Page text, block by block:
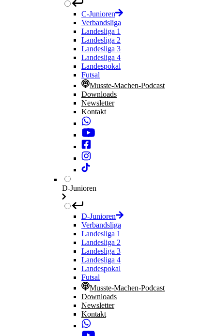
C-Junioren
Verbandsliga
Landesliga 1
Landesliga 2
Landesliga 3
Landesliga 4
Landespokal
Futsal
Musste-Machen-Podcast
Downloads
Newsletter
Kontakt
D-Junioren
D-Junioren
Verbandsliga
Landesliga 1
Landesliga 2
Landesliga 3
Landesliga 4
Landespokal
Futsal
Musste-Machen-Podcast
Downloads
Newsletter
Kontakt